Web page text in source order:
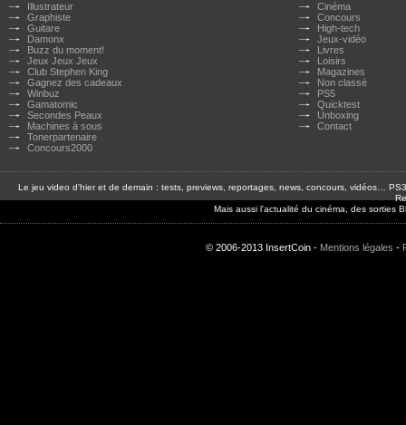
Illustrateur
Graphiste
Guitare
Damonx
Buzz du moment!
Jeux Jeux Jeux
Club Stephen King
Gagnez des cadeaux
Winbuz
Gamatomic
Secondes Peaux
Machines à sous
Tonerpartenaire
Concours2000
Cinéma
Concours
High-tech
Jeux-vidéo
Livres
Loisirs
Magazines
Non classé
PS5
Quicktest
Unboxing
Contact
Le jeu video d'hier et de demain : tests, previews, reportages, news, concours, vidéos…
Mais aussi l'actualité du cinéma, des sorties
© 2006-2013 InsertCoin - Mentions légales -